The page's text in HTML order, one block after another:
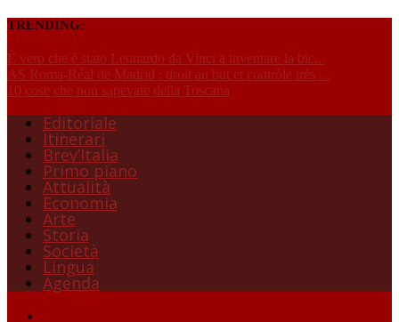
TRENDING:
È vero che è stato Leonardo da Vinci a inventare la bic...
AS Roma-Réal de Madrid : droit au but et contrôle très ...
10 cose che non sapevate della Toscana
Editoriale
Itinerari
Brev’Italia
Primo piano
Attualità
Economia
Arte
Storia
Società
Lingua
Agenda